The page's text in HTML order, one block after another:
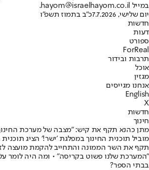
במייל hayom@israelhayom.co.il.
יום שלישי, 7.7.2026
כ"ב בתמוז תשפ"ו
חדשות
דעות
ספורט
ForReal
תרבות ובידור
אוכל
מגזין
אנחנו מגייסים
English
X
חדשות
חינוך
מתן כהנא תקף את קיש: "מצבה של מערכת
מוביל תוכנית החינוך במפלגת ׳ישר!׳ הציג
תקף את השר הממונה והתחייב להקמת מועצה
״המערכת שלנו פשוט בקריסה" • ומה היה לומר על
בבתי הספר?